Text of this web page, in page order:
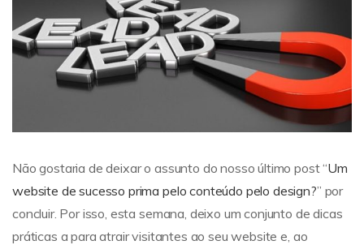
Não gostaria de deixar o assunto do nosso último post “Um
website de sucesso prima pelo conteúdo pelo design?” por
concluir. Por isso, esta semana, deixo um conjunto de dicas
práticas a para atrair visitantes ao seu website e, ao